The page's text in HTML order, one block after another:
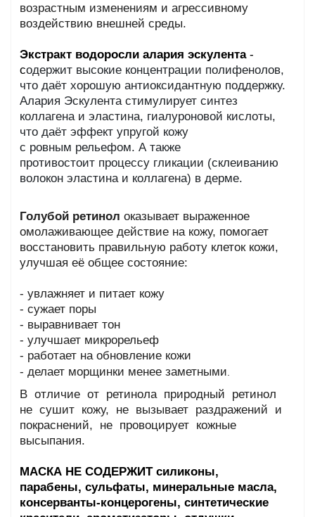
возрастным изменениям и агрессивному
воздействию внешней среды.
Экстракт водоросли алария эскулента-
содержит высокие концентрации полифенолов,
что даёт хорошую антиоксидантную поддержку.
Алария Эскулента стимулирует синтез
коллагена и эластина, гиалуроновой кислоты,
что даёт эффект упругой кожу
с ровным рельефом. А также
противостоит процессу гликации (склеиванию
волокон эластина и коллагена) в дерме.
Голубой ретинол оказывает выраженное
омолаживающее действие на кожу, помогает
восстановить правильную работу клеток кожи,
улучшая её общее состояние:
- увлажняет и питает кожу
- сужает поры
- выравнивает тон
- улучшает микрорельеф
- работает на обновление кожи
- делает морщинки менее заметными
В отличие от ретинола природный ретинол
не сушит кожу, не вызывает раздражений и
покраснений, не провоцирует кожные
высыпания.
МАСКА НЕ СОДЕРЖИТ силиконы,
парабены, сульфаты, минеральные масла,
консерванты-концерогены, синтетические